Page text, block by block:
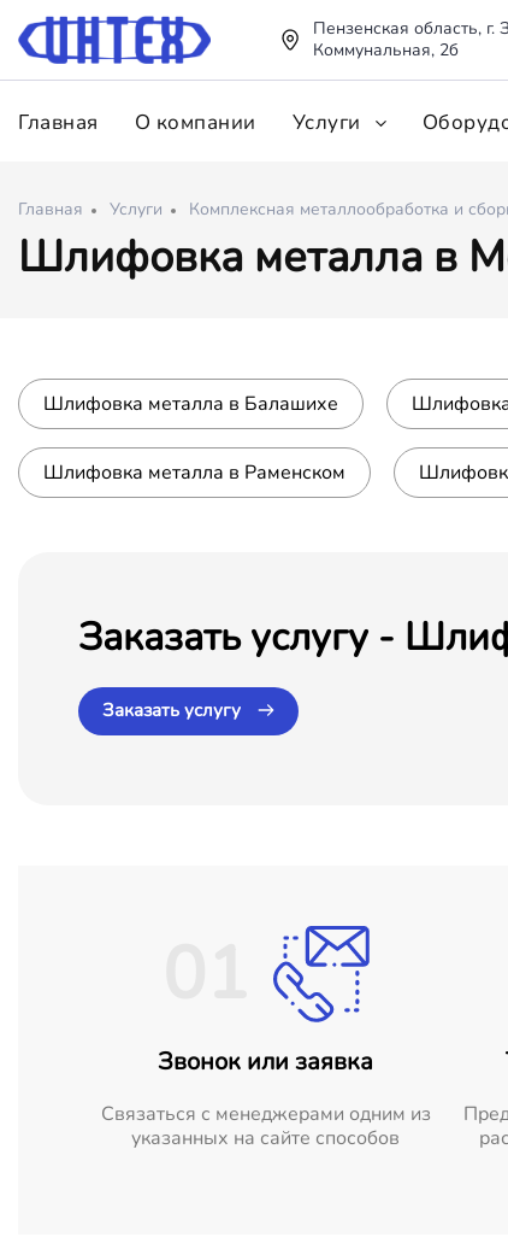
Пензенская область, г.
Коммунальная, 2б
Главная О компании Услуги
Главная Услуги Комплексная металлообработка и
Шлифовка металла в
Шлифовка металла в Балашихе
Шлифовка металла в Раменском
Заказать услугу -
Заказать услугу
Звонок или заявка
Cвязаться с менеджерами одним из
указанных на сайте способов